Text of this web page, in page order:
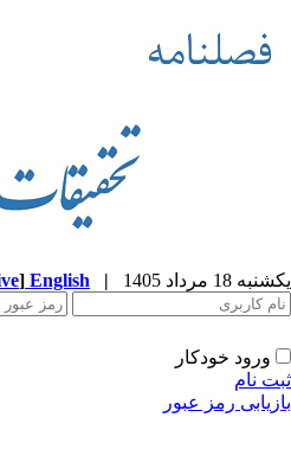
یکشنبه 18 مرداد 1405 |
English
]
ورود خودکار
ثبت نام
بازیابی رمز عبور